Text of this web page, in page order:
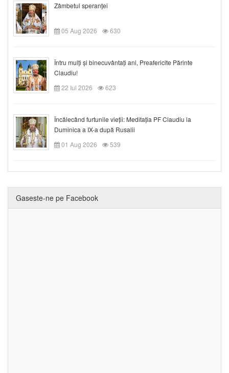
Zâmbetul speranței
05 Aug 2026 630
Întru mulți și binecuvântați ani, Preafericite Părinte
Claudiu!
22 Iul 2026
623
Încălecând furtunile vieții: Meditația PF Claudiu la
Duminica a IX-a după Rusalii
01 Aug 2026
539
Gaseste-ne pe Facebook